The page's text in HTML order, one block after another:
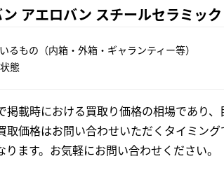
アエロバン スチールセラミッ
るもの（内箱・外箱・ギャランティー等）
態
掲載時における買取り価格の相場であり
取価格はお問い合わせいただくタイミン
ます。お気軽にお問い合わせください。